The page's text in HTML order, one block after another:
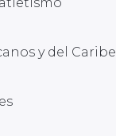
y del Caribe